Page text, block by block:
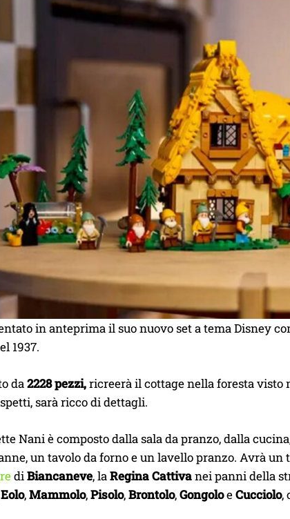
in anteprima il suo nuovo set a tema Disney
1937.
da2228 pezzi,ricreerà il cottage nella foresta visto
sarà ricco di dettagli.
Nani è composto dalla sala da pranzo, dalla
un tavolo da forno e un lavello pranzo. Avrà
diBiancaneve, laRegina Cattivanei panni della
Eolo,Mammolo,Pisolo,Brontolo,GongoloeCucciolo,